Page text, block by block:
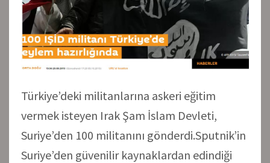
Türkiye’deki militanlarına askeri eğitim
vermek isteyen Irak Şam İslam Devleti,
Suriye’den 100 militanını gönderdi.Sputnik’in
Suriye’den güvenilir kaynaklardan edindiği